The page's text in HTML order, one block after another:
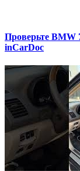
Проверьте BMW
inCarDoc